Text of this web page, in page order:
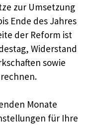
zur Umsetzung
Ende des Jahres
der Reform ist
Widerstand
sowie
Monate
für Ihre